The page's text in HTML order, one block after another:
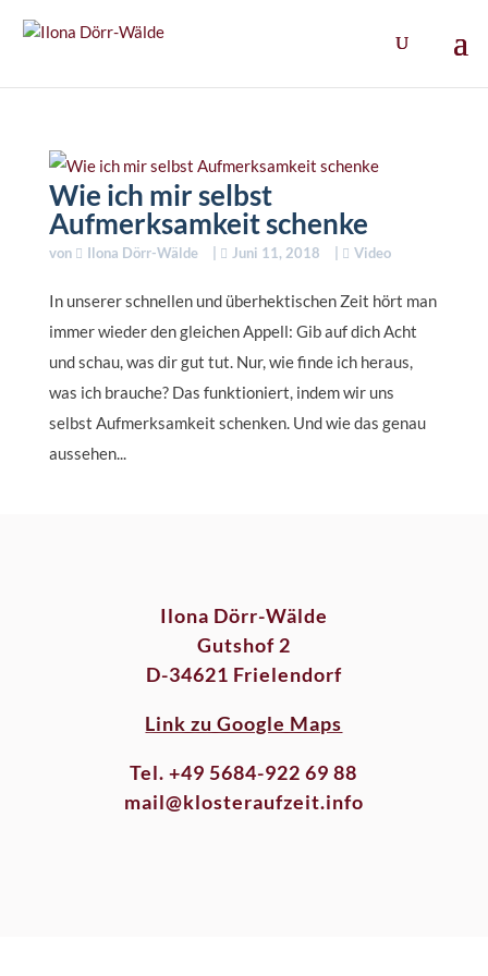
Wie ich mir selbst
Aufmerksamkeit schenke
von Ilona Dörr-Wälde Juni 11, 2018 Video
In unserer schnellen und überhektischen Zeit hört man
immer wieder den gleichen Appell: Gib auf dich Acht
und schau, was dir gut tut. Nur, wie finde ich heraus,
was ich brauche? Das funktioniert, indem wir uns
selbst Aufmerksamkeit schenken. Und wie das genau
aussehen...
Ilona Dörr-Wälde
Gutshof 2
D-34621 Frielendorf
Link zu Google Maps
Tel. +49 5684-922 69 88
mail@klosteraufzeit.info